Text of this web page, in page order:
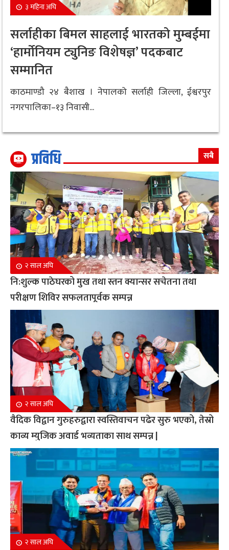
३ महिना अघि
सर्लाहीका बिमल साहलाई भारतको मुम्बईमा
‘हार्मोनियम ट्युनिङ विशेषज्ञ’ पदकबाट
सम्मानित
काठमाण्डौ २४ बैशाख । नेपालको सर्लाही जिल्ला, ईश्वरपुर
नगरपालिका–१३ निवासी...
प्रविधि सबै
२ साल अघि
नि:शुल्क पाठेघरको मुख तथा स्तन क्यान्सर सचेतना तथा
परीक्षण शिविर सफलतापूर्वक सम्पन्न
२ साल अघि
वैदिक विद्वान गुरुहरुद्वारा स्वस्तिवाचन पढेर सुरु भएको, तेस्रो
काव्य म्युजिक अवार्ड भव्यताका साथ सम्पन्न |
२ साल अघि